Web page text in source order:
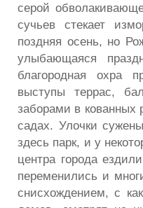
серой
сучьев стекает
поздняя осень, но
улыбающаяся
благородная охра
выступы террас,
заборами в кованных
садах. Улочки
здесь парк, и у
центра города
переменились и
снисхождением, с